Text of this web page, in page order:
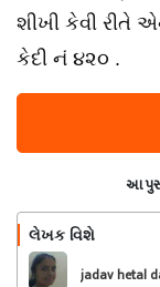
શીખી કેવી રીતે
કેદી નં ૪૨૦ .
આ
લેખક વિશે
jadav hetal